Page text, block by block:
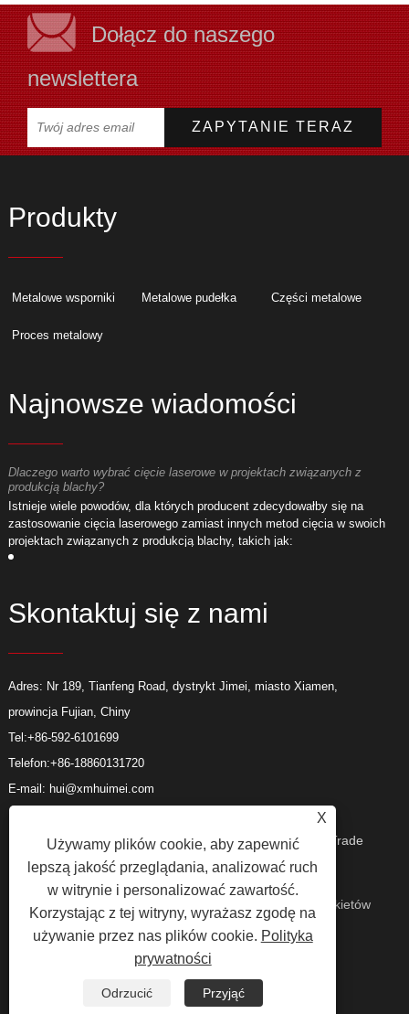
Dołącz do naszego
newslettera
Produkty
Metalowe wsporniki Metalowe pudełka Części metalowe
Proces metalowy
Najnowsze wiadomości
Dlaczego warto wybrać cięcie laserowe w projektach związanych z
produkcją blachy?
Istnieje wiele powodów, dla których producent zdecydowałby się na
zastosowanie cięcia laserowego zamiast innych metod cięcia w swoich
projektach związanych z produkcją blachy, takich jak:
Skontaktuj się z nami
Adres: Nr 189, Tianfeng Road, dystrykt Jimei, miasto Xiamen,
prowincja Fujian, Chiny
Tel:+86-592-6101699
Telefon:+86-18860131720
E-mail: hui@xmhuimei.com
Prawa autorskie © 2024 Xiamen Huimei Industry and Trade
Co., Ltd. Wszelkie prawa zastrzeżone. Spinki do mankietów
XML Privacy Policy
X
Używamy plików cookie, aby zapewnić
lepszą jakość przeglądania, analizować ruch
w witrynie i personalizować zawartość.
Korzystając z tej witryny, wyrażasz zgodę na
używanie przez nas plików cookie. Polityka
prywatności
Odrzucić Przyjąć